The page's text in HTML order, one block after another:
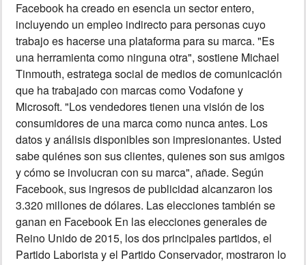
Facebook ha creado en esencia un sector entero,
incluyendo un empleo indirecto para personas cuyo
trabajo es hacerse una plataforma para su marca. "Es
una herramienta como ninguna otra", sostiene Michael
Tinmouth, estratega social de medios de comunicación
que ha trabajado con marcas como Vodafone y
Microsoft. "Los vendedores tienen una visión de los
consumidores de una marca como nunca antes. Los
datos y análisis disponibles son impresionantes. Usted
sabe quiénes son sus clientes, quienes son sus amigos
y cómo se involucran con su marca", añade. Según
Facebook, sus ingresos de publicidad alcanzaron los
3.320 millones de dólares. Las elecciones también se
ganan en Facebook En las elecciones generales de
Reino Unido de 2015, los dos principales partidos, el
Partido Laborista y el Partido Conservador, mostraron lo